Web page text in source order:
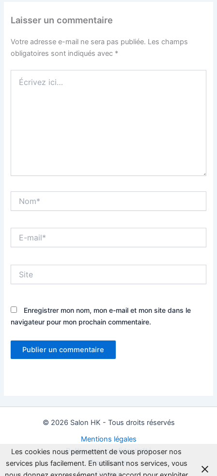
Laisser un commentaire
Votre adresse e-mail ne sera pas publiée. Les champs
obligatoires sont indiqués avec *
ici…
mail*
Enregistrer mon nom, mon e-mail et mon site dans le
navigateur pour mon prochain commentaire.
© 2026 Salon HK - Tous droits réservés
Mentions légales
Politique de confidentialité
Plan du site
Contact
Les cookies nous permettent de vous proposer nos
services plus facilement. En utilisant nos services, vous